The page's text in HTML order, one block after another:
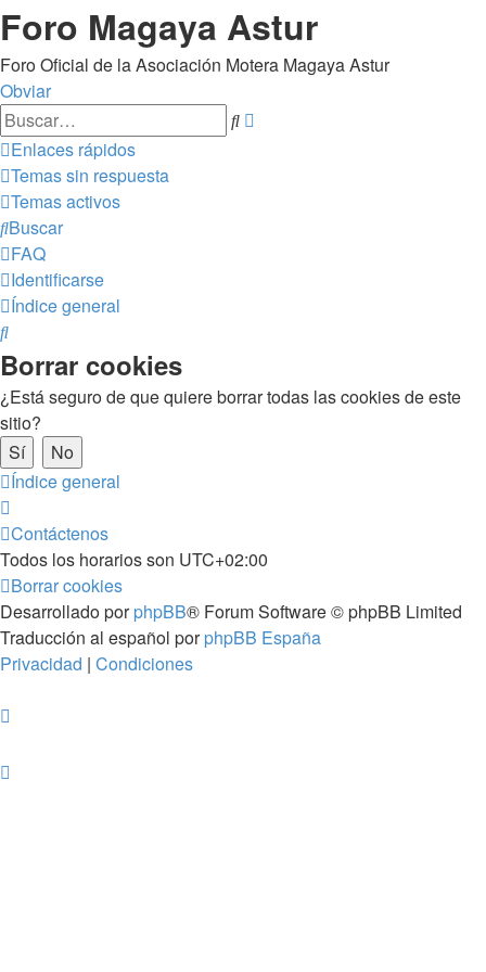
Foro Magaya Astur
Foro Oficial de la Asociación Motera Magaya Astur
Obviar
Buscar
Enlaces rápidos
Temas sin respuesta
Temas activos
Buscar
FAQ
Identificarse
Índice general
Buscar
Borrar cookies
¿Está seguro de que quiere borrar todas las cookies de este
sitio?
Índice general
Contáctenos
Todos los horarios son UTC+02:00
Borrar cookies
Desarrollado porphpBB® Forum Software © phpBB Limited
Traducción al español porphpBB España
Privacidad | Condiciones